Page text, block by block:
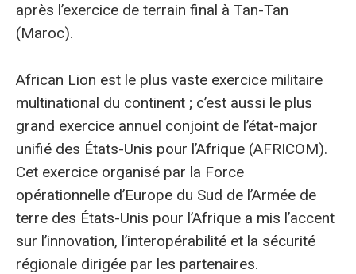
après l’exercice de terrain final à Tan-Tan
(Maroc).
African Lion est le plus vaste exercice militaire
multinational du continent ; c’est aussi le plus
grand exercice annuel conjoint de l’état-major
unifié des États-Unis pour l’Afrique (AFRICOM).
Cet exercice organisé par la Force
opérationnelle d’Europe du Sud de l’Armée de
terre des États-Unis pour l’Afrique a mis l’accent
sur l’innovation, l’interopérabilité et la sécurité
régionale dirigée par les partenaires.